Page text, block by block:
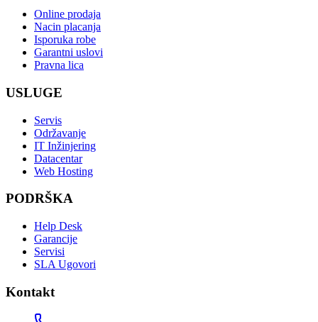
Online prodaja
Nacin placanja
Isporuka robe
Garantni uslovi
Pravna lica
USLUGE
Servis
Održavanje
IT Inžinjering
Datacentar
Web Hosting
PODRŠKA
Help Desk
Garancije
Servisi
SLA Ugovori
Kontakt